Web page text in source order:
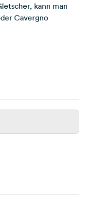
kann man
Cavergno